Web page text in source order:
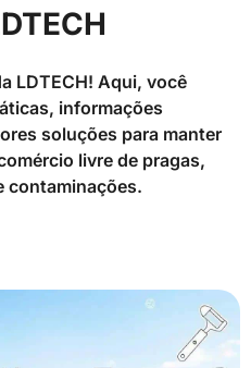
LDTECH! Aqui, você
informações
soluções para manter
livre de pragas,
contaminações.